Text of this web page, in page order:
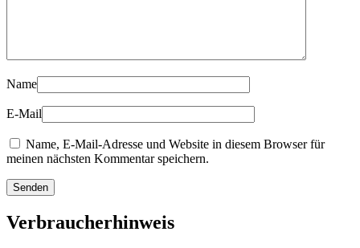
Name
E-Mail
Name, E-Mail-Adresse und Website in diesem Browser für
meinen nächsten Kommentar speichern.
Verbraucherhinweis